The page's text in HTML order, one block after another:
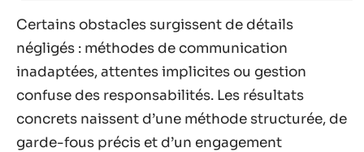
Certains obstacles surgissent de détails
négligés : méthodes de communication
inadaptées, attentes implicites ou gestion
confuse des responsabilités. Les résultats
concrets naissent d’une méthode structurée, de
garde-fous précis et d’un engagement